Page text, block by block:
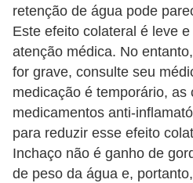
retenção de água pode
Este efeito colateral é leve
atenção médica. No
for grave, consulte seu
medicação é temporário, as
medicamentos anti-
para reduzir esse efeito
Inchaço não é ganho de
de peso da água e,